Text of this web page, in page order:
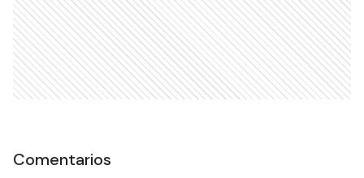
Comentarios